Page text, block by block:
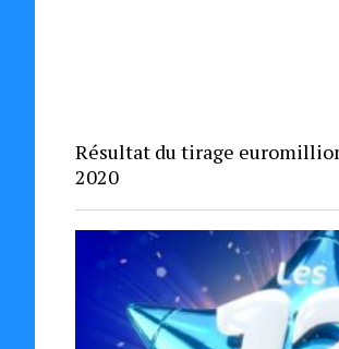
Résultat du tirage
2020